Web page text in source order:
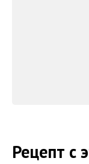
Рецепт с